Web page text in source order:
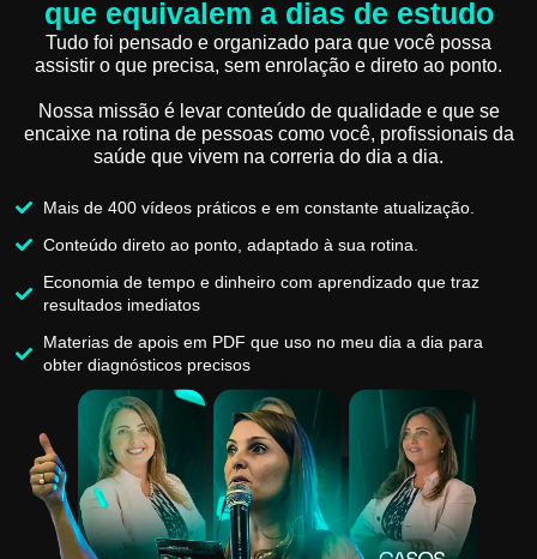
que equivalem a dias de estudo
Tudo foi pensado e organizado para que você possa
assistir o que precisa, sem enrolação e direto ao ponto.
Nossa missão é levar conteúdo de qualidade e que se
encaixe na rotina de pessoas como você, profissionais da
saúde que vivem na correria do dia a dia.
Mais de 400 vídeos práticos e em constante atualização.
Conteúdo direto ao ponto, adaptado à sua rotina.
Economia de tempo e dinheiro com aprendizado que traz
resultados imediatos
Materias de apois em PDF que uso no meu dia a dia para
obter diagnósticos precisos